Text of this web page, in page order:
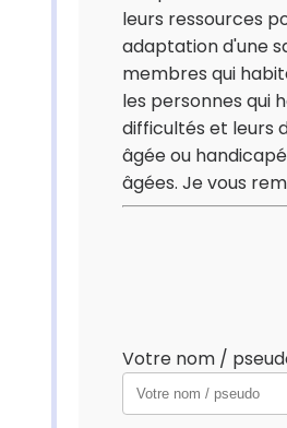
leurs ressources
adaptation d'une
membres qui
les personnes qui
difficultés et leurs
âgée ou
âgées. Je vous
Votre nom /